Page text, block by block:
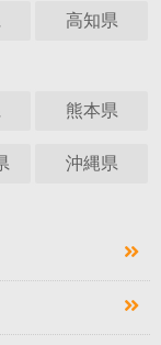
高知県
熊本県
沖縄県